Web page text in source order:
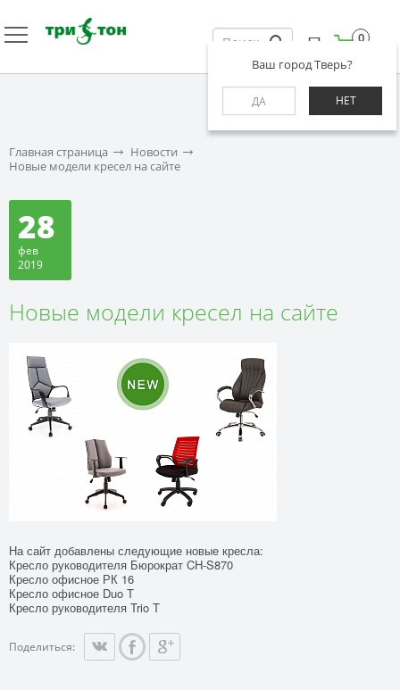
Ваш город Тверь?
ДА НЕТ
0
Главная страница
Новости
Новые модели кресел на сайте
28
фев
2019
Новые модели кресел на сайте
На сайт добавлены следующие новые кресла:
Кресло руководителя Бюрократ CH-S870
Кресло офисное РК 16
Кресло офисное Duo T
Кресло руководителя Trio T
Поделиться: